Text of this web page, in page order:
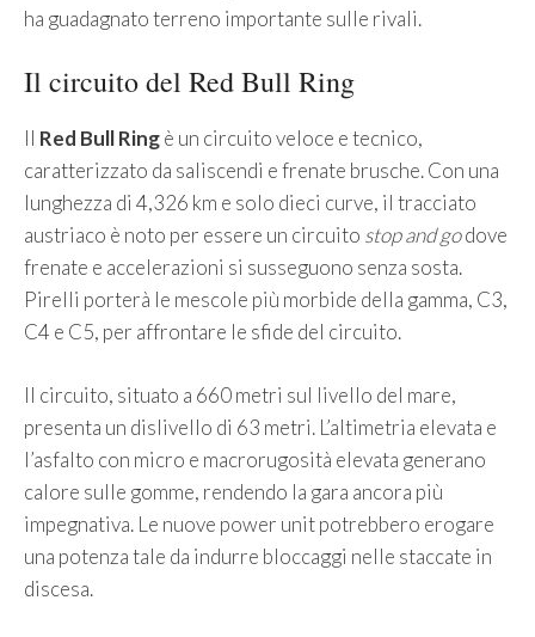
ha guadagnato terreno importante sulle rivali.
Il circuito del Red Bull Ring
Il Red Bull Ringè un circuito veloce e tecnico,
caratterizzato da saliscendi e frenate brusche. Con una
lunghezza di 4,326 km e solo dieci curve, il tracciato
austriaco è noto per essere un circuito stop and godove
frenate e accelerazioni si susseguono senza sosta.
Pirelli porterà le mescole più morbide della gamma, C3,
C4 e C5, per affrontare le sfide del circuito.
Il circuito, situato a 660 metri sul livello del mare,
presenta un dislivello di 63 metri. L’altimetria elevata e
l’asfalto con micro e macrorugosità elevata generano
calore sulle gomme, rendendo la gara ancora più
impegnativa. Le nuove power unit potrebbero erogare
una potenza tale da indurre bloccaggi nelle staccate in
discesa.